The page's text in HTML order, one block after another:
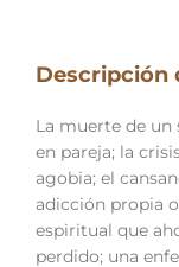
Descripción
La muerte de
en pareja; la
agobia; el
adicción propia
espiritual que
perdido; una